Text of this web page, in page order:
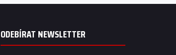
ODEBÍRAT NEWSLETTER